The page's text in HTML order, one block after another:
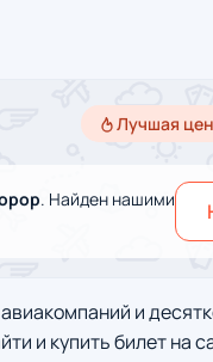
Лучшая
. Найден нашими
и
и купить билет на